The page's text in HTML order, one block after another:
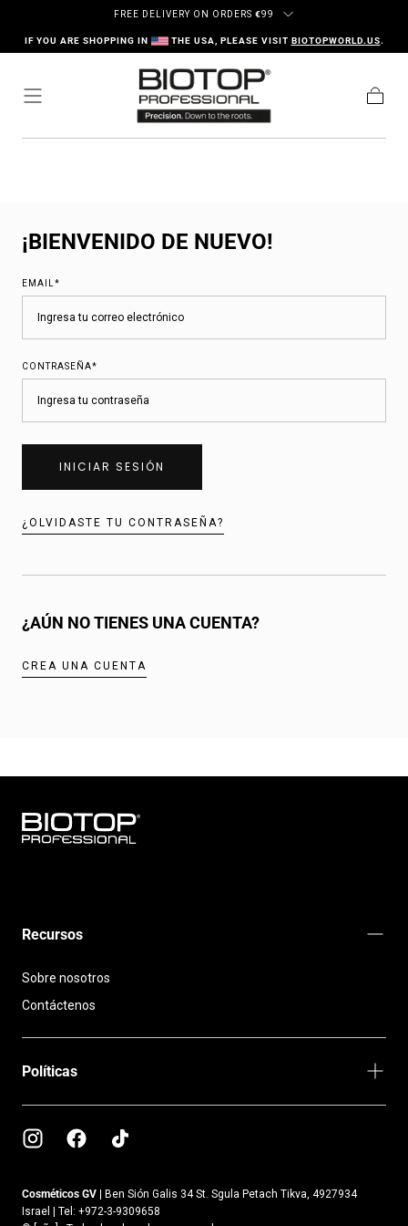
Ir al contenidoFREE DELIVERY ON ORDERS €99
IF YOU ARE SHOPPING IN THE USA, PLEASE VISIT BIOTOPWORLD.US.
¡BIENVENIDO DE NUEVO!
EMAIL*
CONTRASEÑA*
INICIAR SESIÓN
¿OLVIDASTE TU CONTRASEÑA?
¿AÚN NO TIENES UNA CUENTA?
CREA UNA CUENTA
Recursos
Sobre nosotros
Contáctenos
Políticas
Cosméticos GV | Ben Sión Galis 34 St. Sgula Petach Tikva, 4927934
Israel | Tel: +972-3-9309658